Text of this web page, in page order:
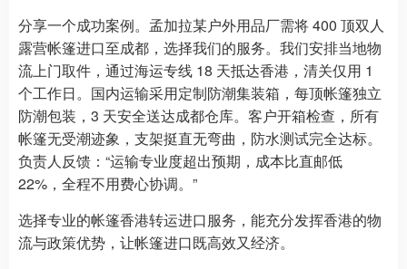
分享一个成功案例。孟加拉某户外用品厂需将 400 顶双人
露营帐篷进口至成都，选择我们的服务。我们安排当地物
流上门取件，通过海运专线 18 天抵达香港，清关仅用 1
个工作日。国内运输采用定制防潮集装箱，每顶帐篷独立
防潮包装，3 天安全送达成都仓库。客户开箱检查，所有
帐篷无受潮迹象，支架挺直无弯曲，防水测试完全达标。
负责人反馈：“运输专业度超出预期，成本比直邮低
22%，全程不用费心协调。”
选择专业的帐篷香港转运进口服务，能充分发挥香港的物
流与政策优势，让帐篷进口既高效又经济。